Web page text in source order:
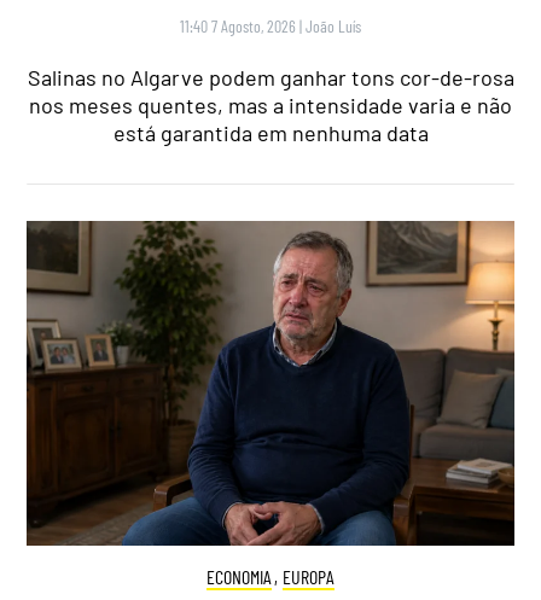
11:40 7 Agosto, 2026 |João Luís
Salinas no Algarve podem ganhar tons cor-de-rosa
nos meses quentes, mas a intensidade varia e não
está garantida em nenhuma data
ECONOMIA , EUROPA